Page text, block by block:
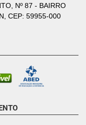
Nº 87 - BAIRRO
CEP: 59955-000